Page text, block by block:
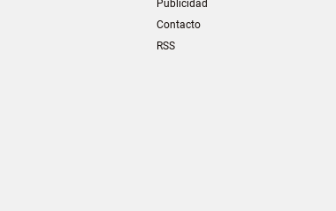
Publicidad
Contacto
RSS